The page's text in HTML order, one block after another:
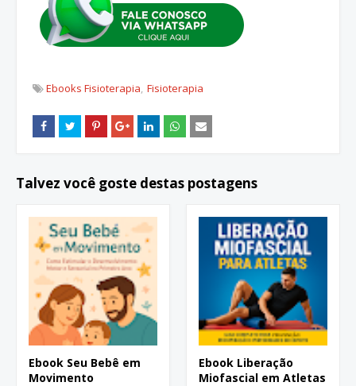
Ebooks Fisioterapia Fisioterapia
Talvez você goste destas postagens
Ebook Seu Bebê em
Movimento
Ebook Liberação
Miofascial em Atletas